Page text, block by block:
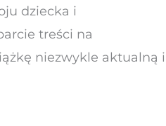
dziecka i
treści na
niezwykle aktualną i